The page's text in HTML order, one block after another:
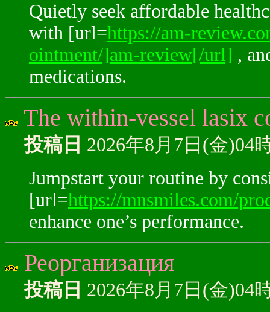
Quietly seek affordable
with [url=https://am-
ointment/]am-review[/url] ,
medications.
The within-vessel lasix
投稿日 2026年8月7日(金)04
Jumpstart your routine by
[url=https://mnsmiles.com/
enhance one’s performance.
Реорганизация
投稿日 2026年8月7日(金)04